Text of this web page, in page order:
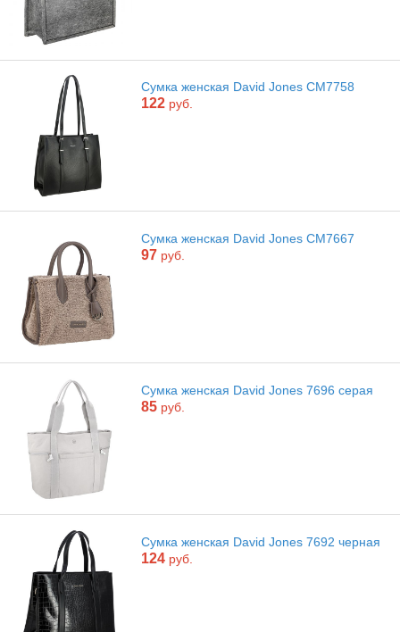
Сумка женская David Jones CM7758
122 руб.
Сумка женская David Jones CM7667
97 руб.
Сумка женская David Jones 7696 серая
85 руб.
Сумка женская David Jones 7692 черная
124 руб.